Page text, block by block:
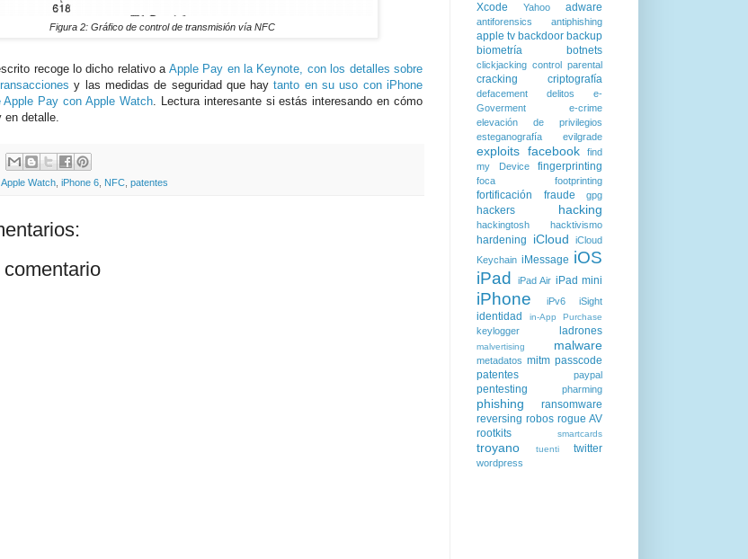
Figura 2: Gráfico de control de transmisión vía NFC
recoge lo dicho relativo a Apple Pay en la Keynote, con los detalles sobre
y las medidas de seguridad que haytanto en su uso con iPhone
Pay con Apple Watch. Lectura interesante si estás interesando en cómo
detalle.
Apple Watch iPhone 6 NFC patentes
Xcode Yahoo adware
antiforensics antiphishing
apple tv backdoor backup
biometría
botnets
clickjacking control parental
cracking criptografía
defacement delitos
e-
Goverment
e-crime
elevación de privilegios
esteganografía
evilgrade
exploits facebook
find
my Device
fingerprinting
foca footprinting
fortificación fraude gpg
hackers hacking
hackingtosh hacktivismo
hardening iCloud
iCloud
Keychain iMessage iOS
iPad
iPad Air iPad mini
iPhone iPv6 iSight
identidad in-App Purchase
keylogger ladrones
malvertising malware
metadatos mitm passcode
patentes
paypal
pentesting pharming
phishing
ransomware
reversing robos rogue AV
rootkits
smartcards
troyano tuenti twitter
wordpress